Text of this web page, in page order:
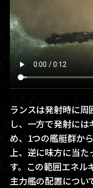
ランスは発射時に
し、一方で発射に
め、1つの艦艇群か
上、逆に味方に当た
す。この範囲エネル
主力艦の配置につい